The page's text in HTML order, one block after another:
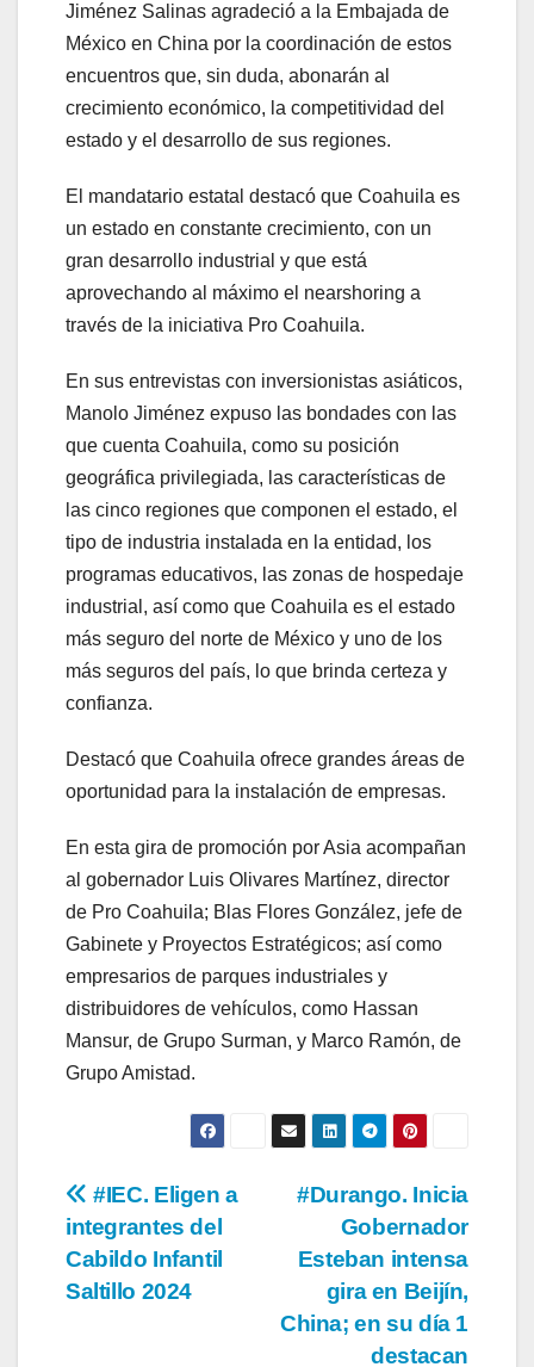
Jiménez Salinas agradeció a la Embajada de
México en China por la coordinación de estos
encuentros que, sin duda, abonarán al
crecimiento económico, la competitividad del
estado y el desarrollo de sus regiones.
El mandatario estatal destacó que Coahuila es
un estado en constante crecimiento, con un
gran desarrollo industrial y que está
aprovechando al máximo el nearshoring a
través de la iniciativa Pro Coahuila.
En sus entrevistas con inversionistas asiáticos,
Manolo Jiménez expuso las bondades con las
que cuenta Coahuila, como su posición
geográfica privilegiada, las características de
las cinco regiones que componen el estado, el
tipo de industria instalada en la entidad, los
programas educativos, las zonas de hospedaje
industrial, así como que Coahuila es el estado
más seguro del norte de México y uno de los
más seguros del país, lo que brinda certeza y
confianza.
Destacó que Coahuila ofrece grandes áreas de
oportunidad para la instalación de empresas.
En esta gira de promoción por Asia acompañan
al gobernador Luis Olivares Martínez, director
de Pro Coahuila; Blas Flores González, jefe de
Gabinete y Proyectos Estratégicos; así como
empresarios de parques industriales y
distribuidores de vehículos, como Hassan
Mansur, de Grupo Surman, y Marco Ramón, de
Grupo Amistad.
Navegación
de
entradas
#Durango. Inicia
Gobernador
Esteban intensa
gira en Beijín,
China; en su día 1
destacan
#IEC. Eligen a
integrantes del
Cabildo Infantil
Saltillo 2024